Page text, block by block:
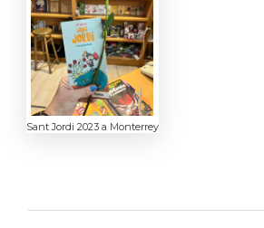
Sant Jordi 2023 a Monterrey